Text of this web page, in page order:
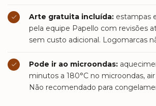
Arte gratuita incluída: estampas
pela equipe Papello com revisões
sem custo adicional. Logomarcas
Pode ir ao microondas:
minutos a 180°C no microondas,
Não recomendado para